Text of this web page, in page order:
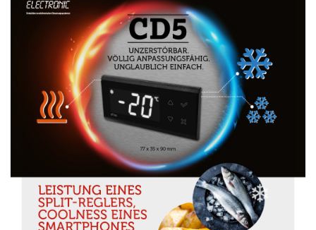
Konnektivität
Unsere Abteilung R&D ist kontinuierlich mit der
Beurteilung von Möglichkeiten neuer Technologien
beschäftigt, insbesondere im Zusammenhang mit der
Erfassung und Verarbeitung von Prozessdaten. Diese